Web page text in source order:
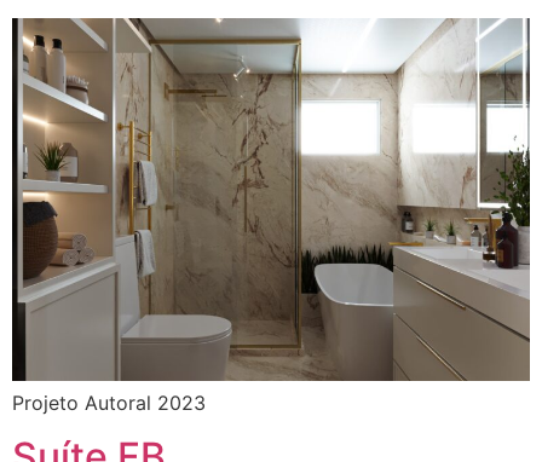
Projeto Autoral 2023